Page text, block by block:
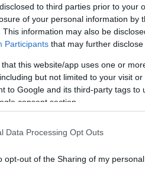
to third parties prior to your
of your personal information by
This information may also be
Participants that may further
that this website/app uses one or
but not limited to your visit
to Google and its third-party tags
consent section.
Data Processing Opt Outs
opt-out of the Sharing of my personal
podjetnikov, kjer se
povezovanju, si
kave bo tako nastal nov
srečanje, kjer se ob